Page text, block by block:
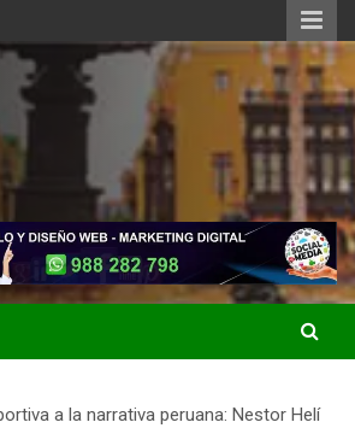
del mundo distrital, vecinal, municipal y de
Metropolitana, sin descuidar las noticias
a la narrativa peruana: Nestor Helí